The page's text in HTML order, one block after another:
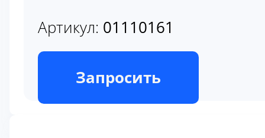
Артикул: 01110161
В наличии
Запросить